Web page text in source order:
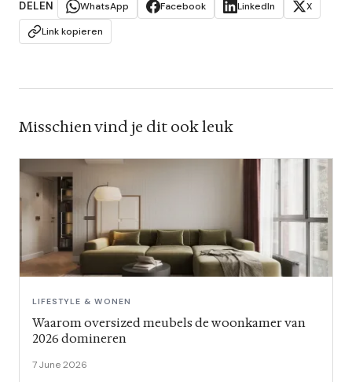
DELEN WhatsApp Facebook LinkedIn
X
Link kopieren
Misschien vind je dit ook leuk
LIFESTYLE & WONEN
Waarom oversized meubels de woonkamer van
2026 domineren
7 June 2026